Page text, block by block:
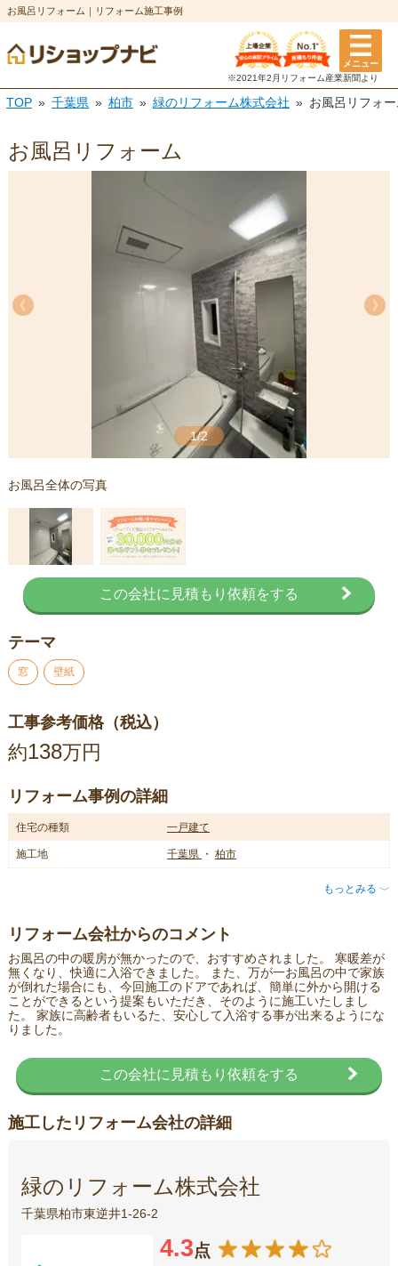
お風呂リフォーム｜リフォーム施工事例
メニュー
※2021年2月リフォーム産業新聞より
TOP 千葉県 柏市 緑のリフォーム株式会社 お風呂リフォ
お風呂リフォーム
1/2
《
《
お風呂全体の写真
この会社に見積もり依頼をする
テーマ
窓 壁紙
工事参考価格（税込）
約138万円
リフォーム事例の詳細
住宅の種類 一戸建て
施工地 千葉県 ・ 柏市
もっとみる 〈
リフォーム会社からのコメント
お風呂の中の暖房が無かったので、おすすめされました。 寒暖差が
無くなり、快適に入浴できました。 また、万が一お風呂の中で家族
が倒れた場合にも、今回施工のドアであれば、簡単に外から開ける
ことができるという提案もいただき、そのように施工いたしまし
た。 家族に高齢者もいるた、安心して入浴する事が出来るようにな
りました。
この会社に見積もり依頼をする
施工したリフォーム会社の詳細
緑のリフォーム株式会社
千葉県柏市東逆井1-26-2
4.3点